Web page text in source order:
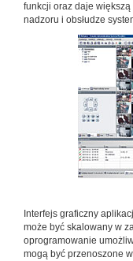
funkcji oraz daje
nadzoru i obsłudze
Interfejs graficzny
może być skalowany w
oprogramowanie
mogą być przenoszone